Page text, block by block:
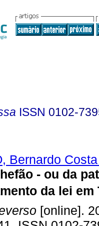
ISSN 0102-
Bernardo
- ou da
da lei em
[online].